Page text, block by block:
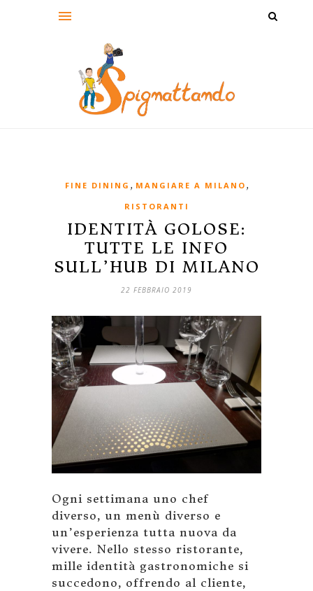
FINE DINING , MANGIARE A MILANO ,
RISTORANTI
IDENTITÀ GOLOSE:
TUTTE LE INFO
SULL’HUB DI MILANO
22 FEBBRAIO 2019
Ogni settimana uno chef
diverso, un menù diverso e
un’esperienza tutta nuova da
vivere. Nello stesso ristorante,
mille identità gastronomiche si
succedono, offrendo al cliente,